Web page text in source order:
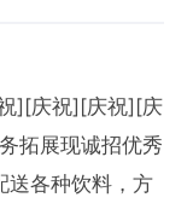
][庆祝][庆祝][庆
拓展现诚招优秀
送各种饮料，方